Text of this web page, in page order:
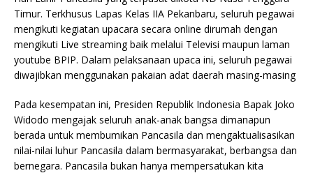
Timur. Terkhusus Lapas Kelas IIA Pekanbaru, seluruh pegawai
mengikuti kegiatan upacara secara online dirumah dengan
mengikuti Live streaming baik melalui Televisi maupun laman
youtube BPIP. Dalam pelaksanaan upaca ini, seluruh pegawai
diwajibkan menggunakan pakaian adat daerah masing-masing
Pada kesempatan ini, Presiden Republik Indonesia Bapak Joko
Widodo mengajak seluruh anak-anak bangsa dimanapun
berada untuk membumikan Pancasila dan mengaktualisasikan
nilai-nilai luhur Pancasila dalam bermasyarakat, berbangsa dan
bernegara. Pancasila bukan hanya mempersatukan kita